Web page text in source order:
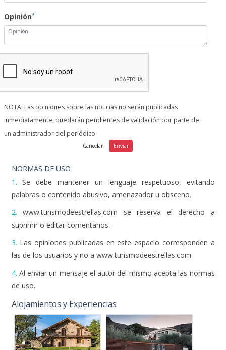
Opinión*
NOTA: Las opiniones sobre las noticias no serán publicadas
inmediatamente, quedarán pendientes de validación por parte de
un administrador del periódico.
NORMAS DE USO
1. Se debe mantener un lenguaje respetuoso, evitando
palabras o contenido abusivo, amenazador u obsceno.
2. www.turismodeestrellas.com se reserva el derecho a
suprimir o editar comentarios.
3. Las opiniones publicadas en este espacio corresponden a
las de los usuarios y no a www.turismodeestrellas.com
4. Al enviar un mensaje el autor del mismo acepta las normas
de uso.
Alojamientos y Experiencias